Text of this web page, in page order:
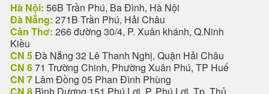
Hà Nội: 56B Trần Phú, Ba Đình, Hà Nội
Đà Nẵng: 271B Trần Phú, Hải Châu
Cần Thơ: 266 đường 30/4, P. Xuân khánh, Q.Ninh
Kiều
CN 5Đà Nẵng 32 Lê Thanh Nghị, Quận Hải Châu
CN 671 Trường Chinh, Phường Xuân Phú, TP Huế
CN 7 Lâm Đồng 05 Phan Đình Phùng